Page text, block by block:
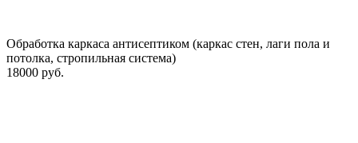
Обработка каркаса антисептиком (каркас стен, лаги пола и
потолка, стропильная система)
18000 руб.